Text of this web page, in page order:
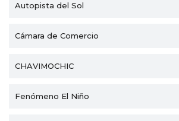
Autopista del Sol
Cámara de Comercio
CHAVIMOCHIC
Fenómeno El Niño